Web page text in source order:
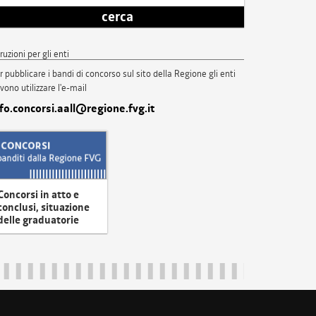
cerca
per gli enti
pubblicare i bandi di concorso sul sito della Regione gli enti
utilizzare l'e-mail
in atto e
situazione
graduatorie